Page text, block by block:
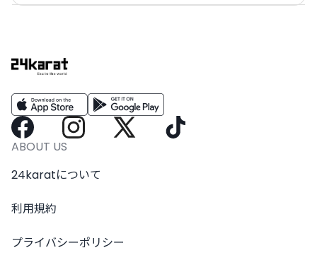
円
2WkwOjE3lB9UGckm8Wwb
1,100
ABOUT US
24karatについて
利用規約
プライバシーポリシー